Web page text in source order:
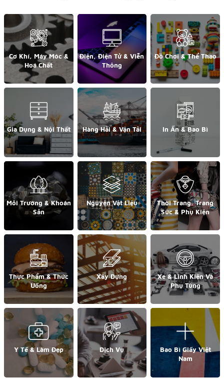
Cơ Khí, Máy Móc &
Hoá Chất
Điện, Điện Tử & Viễn
Thông
Đồ Chơi & Thể Thao
Gia Dụng & Nội Thất Hàng Hải & Vận Tải In Ấn & Bao Bì
Môi Trường & Khoán
Sản
Nguyên Vật Liệu
Thời Trang, Trang
Sức & Phụ Kiện
Thực Phẩm & Thức
Uống
Xây Dựng
Xe & Linh Kiện Và
Phụ Tùng
Y Tế & Làm Đẹp Dịch Vụ
Bao Bì Giấy Việt
Nam